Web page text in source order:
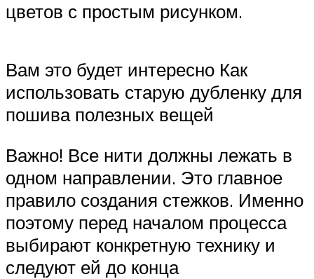
цветов с простым рисунком.
Вам это будет интересно Как
использовать старую дубленку для
пошива полезных вещей
Важно! Все нити должны лежать в
одном направлении. Это главное
правило создания стежков. Именно
поэтому перед началом процесса
выбирают конкретную технику и
следуют ей до конца